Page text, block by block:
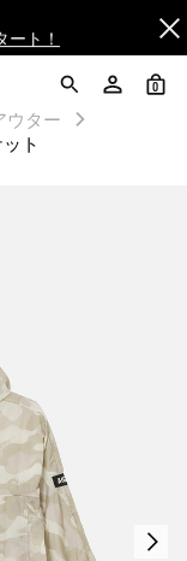
ート！
料
知らせ
料
お知らせ
0
ウター
ト